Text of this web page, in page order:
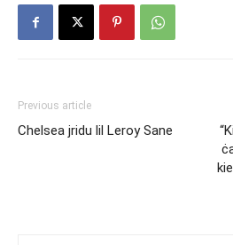
Previous article
Chelsea jridu lil Leroy Sane